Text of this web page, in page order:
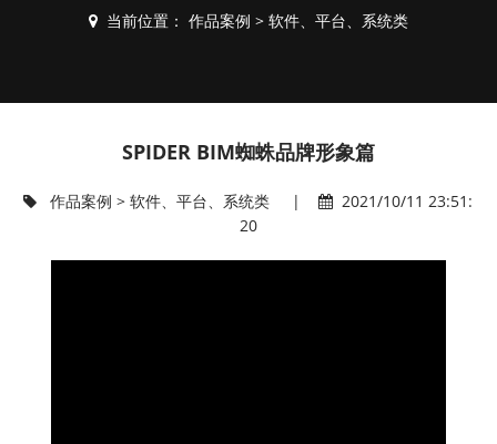
当前位置： 作品案例 > 软件、平台、系统类
SPIDER BIM蜘蛛品牌形象篇
作品案例 >软件、平台、系统类 |
2021/10/11 23:51:
20